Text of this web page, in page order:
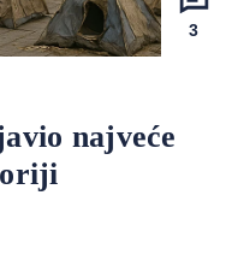
3
najveće